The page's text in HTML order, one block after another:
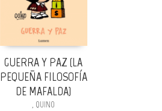
GUERRA Y PAZ (LA
PEQUEÑA FILOSOFÍA
DE MAFALDA)
, QUINO